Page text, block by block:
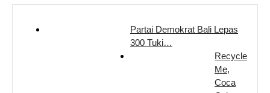
Partai Demokrat Bali Lepas
300 Tuki…
Recycle
Me,
Coca